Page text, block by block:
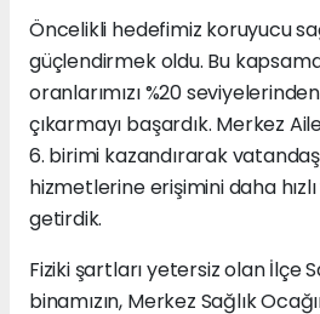
Öncelikli hedefimiz koruyucu
güçlendirmek oldu. Bu
oranlarımızı %20
çıkarmayı başardık. Merkez
6. birimi kazandırarak
hizmetlerine erişimini daha
getirdik.
Fiziki şartları yetersiz olan İlçe
binamızın, Merkez Sağlık